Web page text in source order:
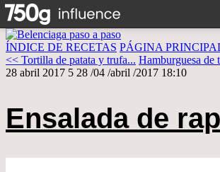
ÍNDICE DE RECETAS PÁGINA
<< Tortilla de patata y trufa... Hamburguesa de
28 abril 2017 5 28 /04 /abril /2017 18:10
Ensalada de